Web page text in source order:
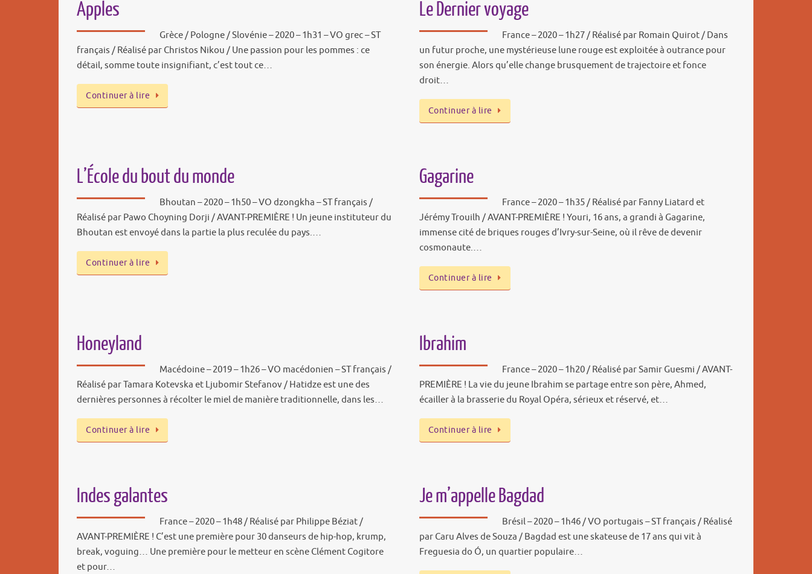
Apples
Grèce / Pologne / Slovénie – 2020 – 1h31 – VO grec – ST
français / Réalisé par Christos Nikou / Une passion pour les pommes : ce
détail, somme toute insignifiant, c’est tout ce…
Continuer à lire
Le Dernier voyage
France – 2020 – 1h27 / Réalisé par Romain Quirot / Dans
un futur proche, une mystérieuse lune rouge est exploitée à outrance pour
son énergie. Alors qu’elle change brusquement de trajectoire et fonce
droit…
Continuer à lire
L’École du bout du monde
Bhoutan – 2020 – 1h50 – VO dzongkha – ST français /
Réalisé par Pawo Choyning Dorji / AVANT-PREMIÈRE ! Un jeune instituteur du
Bhoutan est envoyé dans la partie la plus reculée du pays.…
Continuer à lire
Gagarine
France – 2020 – 1h35 / Réalisé par Fanny Liatard et
Jérémy Trouilh / AVANT-PREMIÈRE ! Youri, 16 ans, a grandi à Gagarine,
immense cité de briques rouges d’Ivry-sur-Seine, où il rêve de devenir
cosmonaute.…
Continuer à lire
Honeyland
Macédoine – 2019 – 1h26 – VO macédonien – ST français /
Réalisé par Tamara Kotevska et Ljubomir Stefanov / Hatidze est une des
dernières personnes à récolter le miel de manière traditionnelle, dans les…
Continuer à lire
Ibrahim
France – 2020 – 1h20 / Réalisé par Samir Guesmi / AVANT-
PREMIÈRE ! La vie du jeune Ibrahim se partage entre son père, Ahmed,
écailler à la brasserie du Royal Opéra, sérieux et réservé, et…
Continuer à lire
Indes galantes
France – 2020 – 1h48 / Réalisé par Philippe Béziat /
AVANT-PREMIÈRE ! C’est une première pour 30 danseurs de hip-hop, krump,
break, voguing… Une première pour le metteur en scène Clément Cogitore
et pour…
Je m’appelle Bagdad
Brésil – 2020 – 1h46 / VO portugais – ST français / Réalisé
par Caru Alves de Souza / Bagdad est une skateuse de 17 ans qui vit à
Freguesia do Ó, un quartier populaire…